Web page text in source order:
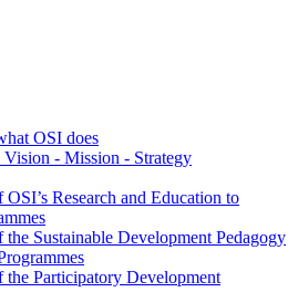
OSI does
- Mission - Strategy
OSI’s Research and Education to
the Sustainable Development Pedagogy
the Participatory Development